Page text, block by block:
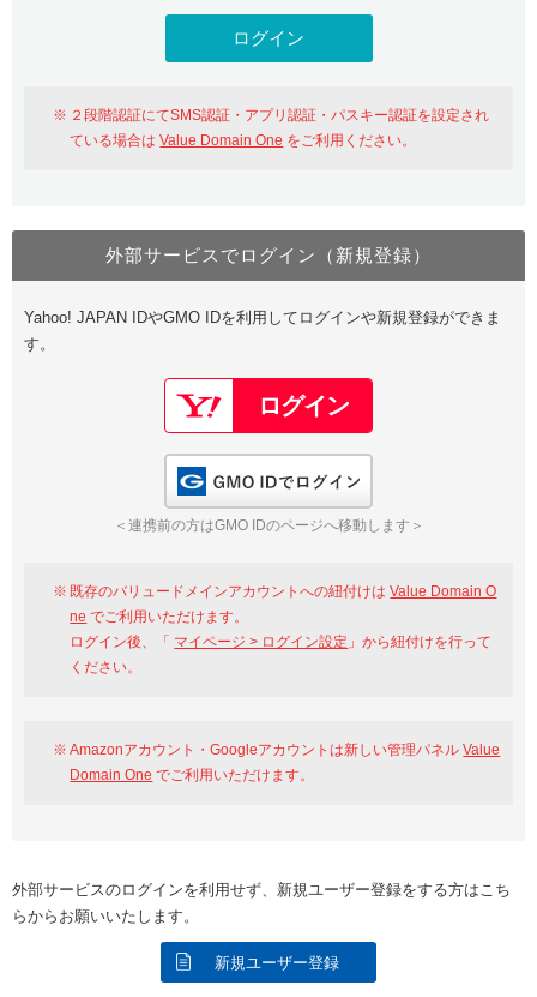
Value Domainにログイン
おすすめ One レンタルサーバーを含む最新の機能を使う方
Value Domain Oneにログイン
Google
GMO ID Amazon
※AmazonはValue Domain Oneのログイン画面へ遷移します
Value Domain Oneアカウント作成
以下でも登録可能
Google Yahoo!
GMO ID
２段階認証にてSMS認証・アプリ認証・パスキー認証を設定され
ている場合はValue Domain One をご利用ください。
外部サービスでログイン（新規登録）
Yahoo! JAPAN IDやGMO IDを利用してログインや新規登録ができま
す。
＜連携前の方はGMO IDのページへ移動します＞
既存のバリュードメインアカウントへの紐付けはValue Domain O
ne でご利用いただけます。
ログイン後、「 マイページ > ログイン設定 」から紐付けを行って
ください。
Amazonアカウント・Googleアカウントは新しい管理パネルValue
Domain One でご利用いただけます。
外部サービスのログインを利用せず、新規ユーザー登録をする方はこち
らからお願いいたします。
新規ユーザー登録